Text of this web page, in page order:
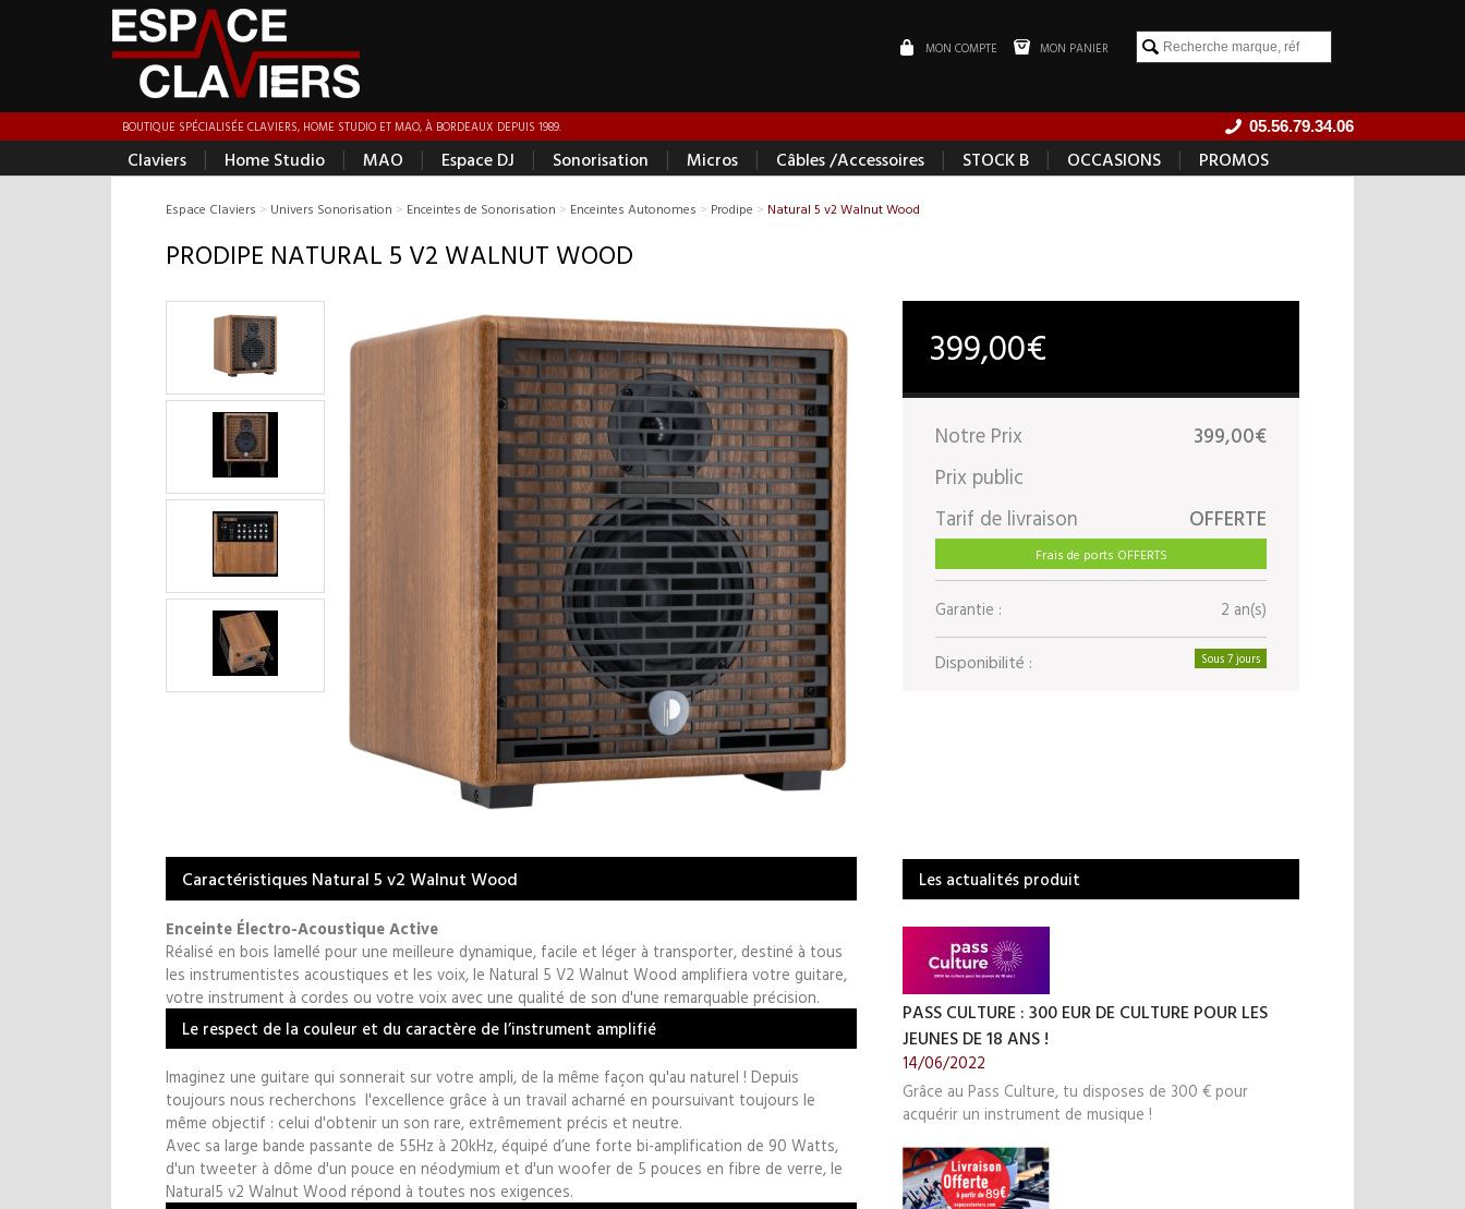
MON PANIER
MON COMPTE
05.56.79.34.06
BOUTIQUE SPÉCIALISÉE CLAVIERS, HOME STUDIO ET MAO, À BORDEAUX DEPUIS 1989.
Claviers | Home Studio | MAO | Espace DJ | Sonorisation | Micros | Câbles /Accessoires | STOCK B | OCCASIONS | PROMOS
Espace Claviers > Univers Sonorisation > Enceintes de Sonorisation > Enceintes Autonomes > Prodipe > Natural 5 v2 Walnut Wood
PRODIPE NATURAL 5 V2 WALNUT WOOD
399,00€
Notre Prix
399,00€
Prix public
Tarif de livraison
OFFERTE
Frais de ports OFFERTS
Garantie : 2 an(s)
Disponibilité : Sous 7 jours
Les actualités produit
PASS CULTURE : 300 EUR DE CULTURE POUR LES
JEUNES DE 18 ANS !
14/06/2022
Grâce au Pass Culture, tu disposes de 300 € pour
acquérir un instrument de musique !
Caractéristiques Natural 5 v2 Walnut Wood
Enceinte Électro-Acoustique Active
Réalisé en bois lamellé pour une meilleure dynamique, facile et léger à transporter, destiné à tous
les instrumentistes acoustiques et les voix, le Natural 5 V2 Walnut Wood amplifiera votre guitare,
votre instrument à cordes ou votre voix avec une qualité de son d'une remarquable précision.
Le respect de la couleur et du caractère de l’instrument amplifié
Imaginez une guitare qui sonnerait sur votre ampli, de la même façon qu'au naturel ! Depuis
toujours nous recherchons l'excellence grâce à un travail acharné en poursuivant toujours le
même objectif : celui d'obtenir un son rare, extrêmement précis et neutre.
Avec sa large bande passante de 55Hz à 20kHz, équipé d’une forte bi-amplification de 90 Watts,
d'un tweeter à dôme d'un pouce en néodymium et d'un woofer de 5 pouces en fibre de verre, le
Natural5 v2 Walnut Wood répond à toutes nos exigences.